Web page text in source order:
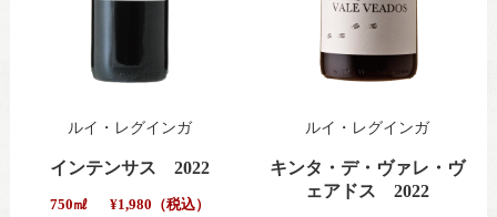
ルイ・レグインガ
インテンサス 2022
750㎖ ¥1,980（税込）
ルイ・レグインガ
キンタ・デ・ヴァレ・ヴ
ェアドス 2022